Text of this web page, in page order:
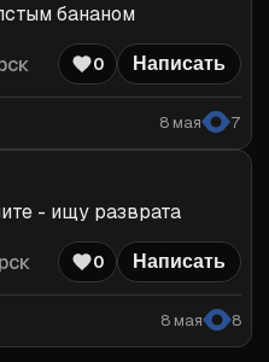
бананом
0 Написать
8 мая 7
- ищу разврата
0 Написать
8 мая 8